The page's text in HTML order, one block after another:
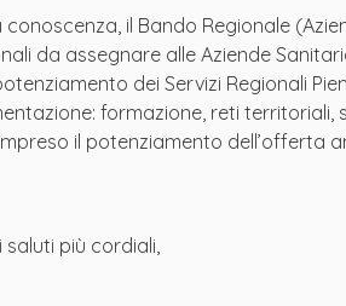
il Bando Regionale
da assegnare alle Aziende
dei Servizi Regionali
formazione, reti territoriali,
il potenziamento dell’offerta
saluti più cordiali,